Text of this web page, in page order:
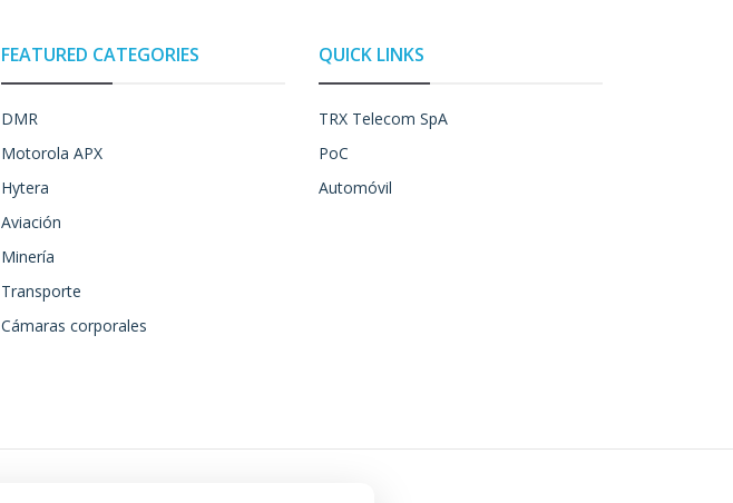
FEATURED CATEGORIES
DMR
Motorola APX
Hytera
Aviación
Minería
Transporte
Cámaras corporales
QUICK LINKS
TRX Telecom SpA
PoC
Automóvil